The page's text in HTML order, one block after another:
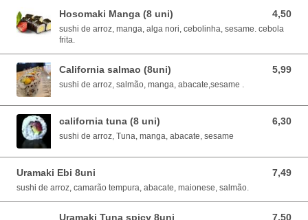
Hosomaki Manga (8 uni) 4,50
4,50 EUR
sushi de arroz, manga, alga nori, cebolinha, sesame. cebola
frita.
California salmao (8uni) 5,99
5,99 EUR
sushi de arroz, salmão, manga, abacate,sesame .
california tuna (8 uni) 6,30
6,30 EUR
sushi de arroz, Tuna, manga, abacate, sesame
Uramaki Ebi 8uni 7,49
7,49 EUR
sushi de arroz, camarão tempura, abacate, maionese, salmão.
Uramaki Tuna spicy 8uni 7,50
7,50 EUR